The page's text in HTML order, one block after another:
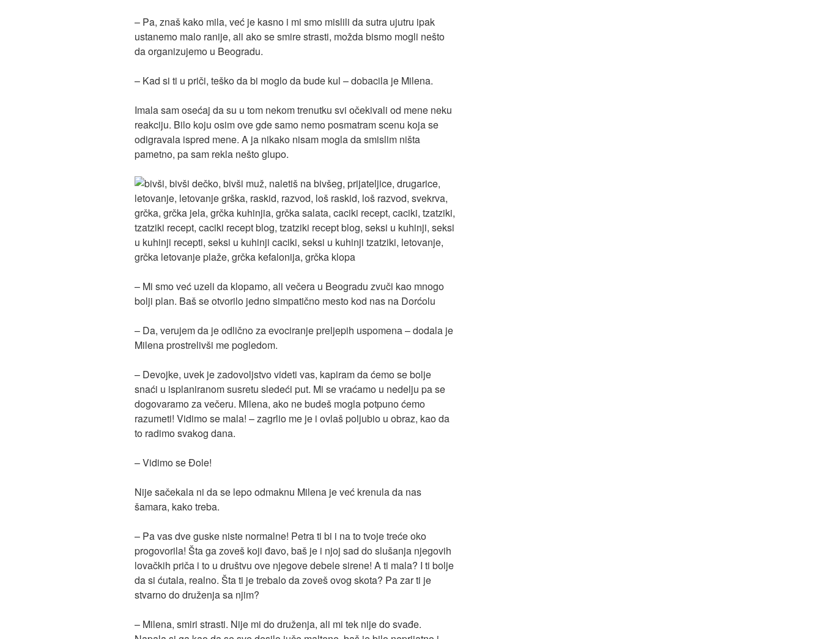
– Pa, znaš kako mila, već je kasno i mi smo mislili da sutra ujutru ipak
ustanemo malo ranije, ali ako se smire strasti, možda bismo mogli nešto
da organizujemo u Beogradu.
– Kad si ti u priči, teško da bi moglo da bude kul – dobacila je Milena.
Imala sam osećaj da su u tom nekom trenutku svi očekivali od mene neku
reakciju. Bilo koju osim ove gde samo nemo posmatram scenu koja se
odigravala ispred mene. A ja nikako nisam mogla da smislim ništa
pametno, pa sam rekla nešto glupo.
– Mi smo već uzeli da klopamo, ali večera u Beogradu zvuči kao mnogo
bolji plan. Baš se otvorilo jedno simpatično mesto kod nas na Dorćolu
– Da, verujem da je odlično za evociranje preljepih uspomena – dodala je
Milena prostrelivši me pogledom.
– Devojke, uvek je zadovoljstvo videti vas, kapiram da ćemo se bolje
snaći u isplaniranom susretu sledeći put. Mi se vraćamo u nedelju pa se
dogovaramo za večeru. Milena, ako ne budeš mogla potpuno ćemo
razumeti! Vidimo se mala! – zagrlio me je i ovlaš poljubio u obraz, kao da
to radimo svakog dana.
– Vidimo se Đole!
Nije sačekala ni da se lepo odmaknu Milena je već krenula da nas
šamara, kako treba.
– Pa vas dve guske niste normalne! Petra ti bi i na to tvoje treće oko
progovorila! Šta ga zoveš koji đavo, baš je i njoj sad do slušanja njegovih
lovačkih priča i to u društvu ove njegove debele sirene! A ti mala? I ti bolje
da si ćutala, realno. Šta ti je trebalo da zoveš ovog skota? Pa zar ti je
stvarno do druženja sa njim?
– Milena, smiri strasti. Nije mi do druženja, ali mi tek nije do svađe.